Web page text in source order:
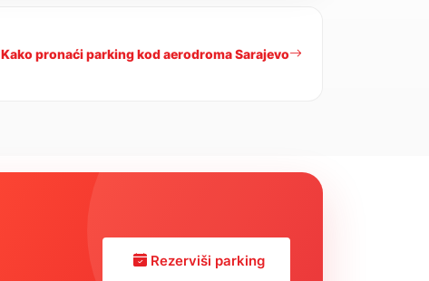
Kako pronaći parking kod aerodroma Sarajevo
Rezerviši parking